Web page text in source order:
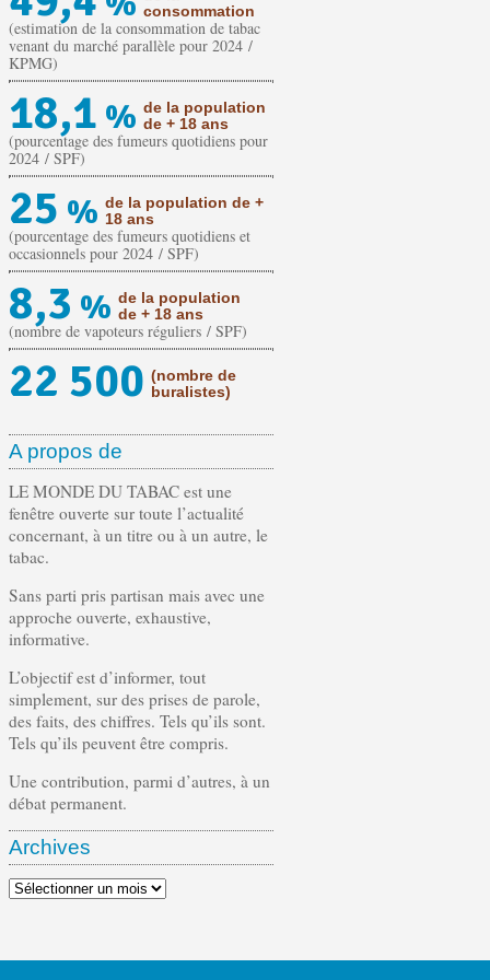
consommation
(estimation de la consommation de tabac
venant du marché parallèle pour 2024 /
KPMG)
18,1 % de la population
de + 18 ans
(pourcentage des fumeurs quotidiens pour
2024 / SPF)
25 % de la population de +
18 ans
(pourcentage des fumeurs quotidiens et
occasionnels pour 2024 / SPF)
8,3 % de la population
de + 18 ans
(nombre de vapoteurs réguliers / SPF)
22 500 (nombre de
buralistes)
A propos de
LE MONDE DU TABAC est une
fenêtre ouverte sur toute l’actualité
concernant, à un titre ou à un autre, le
tabac.
Sans parti pris partisan mais avec une
approche ouverte, exhaustive,
informative.
L’objectif est d’informer, tout
simplement, sur des prises de parole,
des faits, des chiffres. Tels qu’ils sont.
Tels qu’ils peuvent être compris.
Une contribution, parmi d’autres, à un
débat permanent.
Archives
Archives